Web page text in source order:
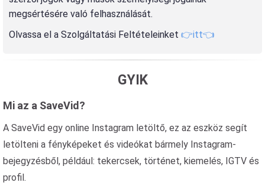
megsértésére való felhasználását.
Olvassa el a Szolgáltatási Feltételeinket 👉itt👈
GYIK
Mi az a SaveVid?
A SaveVid egy online Instagram letöltő, ez az eszköz segít
letölteni a fényképeket és videókat bármely Instagram-
bejegyzésből, például: tekercsek, történet, kiemelés, IGTV és
profil.